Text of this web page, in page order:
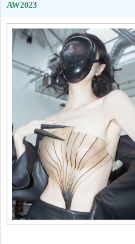
AW2023